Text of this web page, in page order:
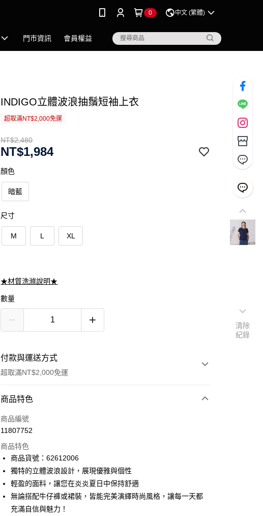
0 中文 (繁體)
門市資訊 會員權益
INDIGO立體波浪抽鬚短袖上衣
超取滿NT$2,000免運
NT$2,480
NT$1,984
顏色
暗藍
尺寸
M L XL
★材質洗滌說明★
數量
付款與運送方式
超取滿NT$2,000免運
付款方式
信用卡一次付款
3 期 0 利率 每期
合作金庫商業銀行
第一商業銀行
華南商業銀行
彰化商業銀行
國泰世華商業銀行
兆豐國際商業銀行
臺灣中小企業銀行
6 期 0 利率 每期NT$330
合作金庫商業銀行
第一商業銀行
華南商業銀行
彰化商業銀行
上海商業儲蓄銀行
12 期 0 利率 每期NT$165
合作金庫商業銀行
第一商業銀行
華南商業銀行
超商取貨付款
商品特色
商品編號
11807752
商品特色
商品貨號：62612006
獨特的立體波浪設計，展現優雅與個性
輕盈的面料，讓您在炎炎夏日中保持舒適
無論搭配牛仔褲或裙裝，皆能完美演繹時尚風格，讓每一天都
充滿自信與魅力！
清除
紀錄